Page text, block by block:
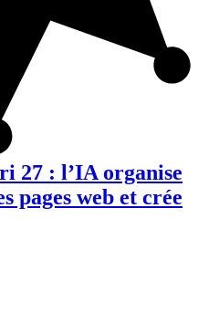
27 : l’IA organise
pages web et crée